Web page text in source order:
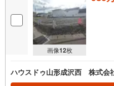
画像12枚
ハウスドゥ山形成沢西 株式会